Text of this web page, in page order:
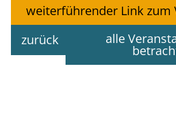
weiterführender Link zum
zurück
alle